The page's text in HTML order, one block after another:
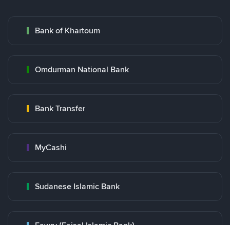
Bank of Khartoum
Omdurman National Bank
Bank Transfer
MyCashi
Sudanese Islamic Bank